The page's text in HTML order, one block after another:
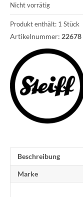
Nicht vorrätig
Produkt enthält: 1 Stück
Artikelnummer: 22678
Beschreibung
Marke